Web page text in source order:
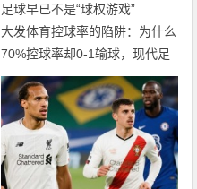
大发体育控球率的陷阱：为什么
70%控球率却0-1输球，现代足
球早已不是“球权游戏”